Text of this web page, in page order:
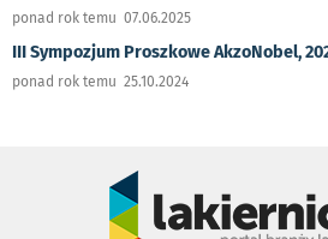
ponad rok temu 07.06.2025
III Sympozjum Proszkowe AkzoNobel,
ponad rok temu 25.10.2024